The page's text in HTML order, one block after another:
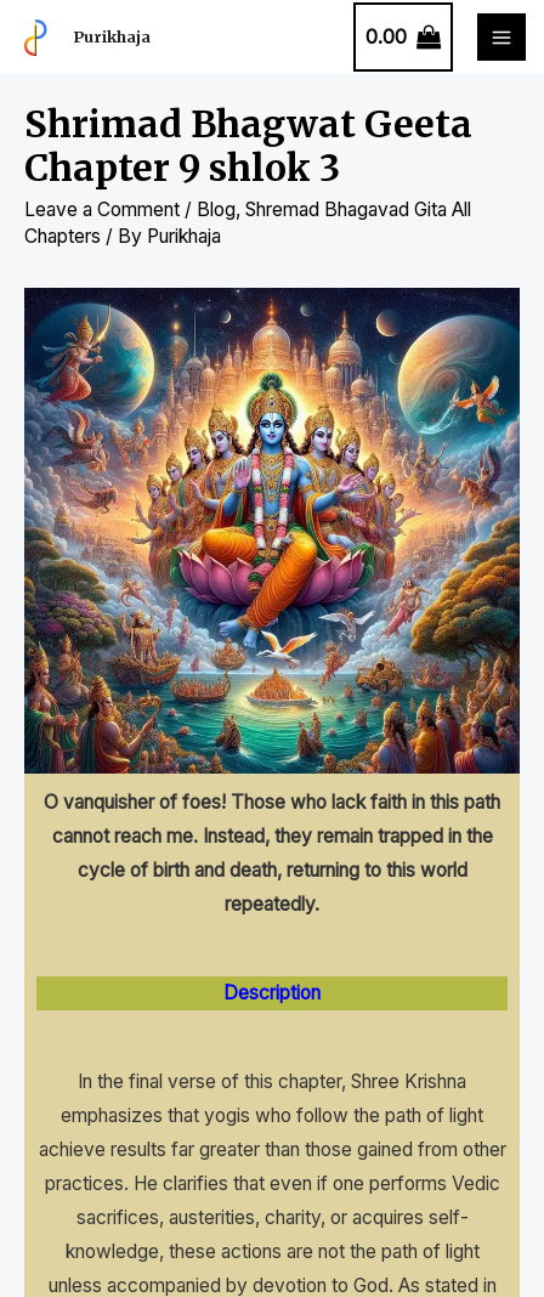
Purikhaja 0.00
Shrimad Bhagwat Geeta
Chapter 9 shlok 3
Leave a Comment / Blog, Shremad Bhagavad Gita All
Chapters / By Purikhaja
O vanquisher of foes! Those who lack faith in this path
cannot reach me. Instead, they remain trapped in the
cycle of birth and death, returning to this world
repeatedly.
Description
In the final verse of this chapter, Shree Krishna
emphasizes that yogis who follow the path of light
achieve results far greater than those gained from other
practices. He clarifies that even if one performs Vedic
sacrifices, austerities, charity, or acquires self-
knowledge, these actions are not the path of light
unless accompanied by devotion to God. As stated in